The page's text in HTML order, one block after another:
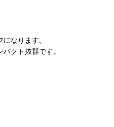
なります。
クト抜群です。